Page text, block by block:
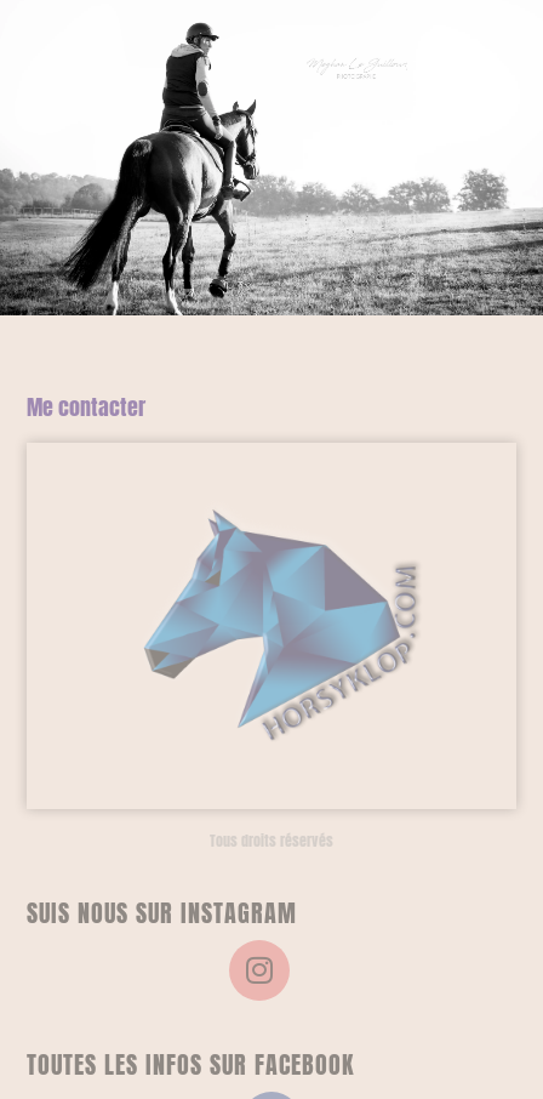
Me contacter
Tous droits réservés
SUIS NOUS SUR INSTAGRAM
TOUTES LES INFOS SUR FACEBOOK